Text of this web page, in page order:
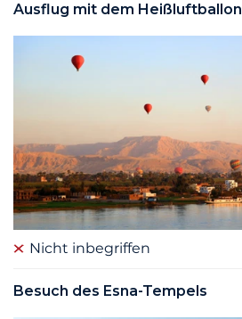
Ausflug mit dem Heißluftballon
Nicht inbegriffen
Besuch des Esna-Tempels